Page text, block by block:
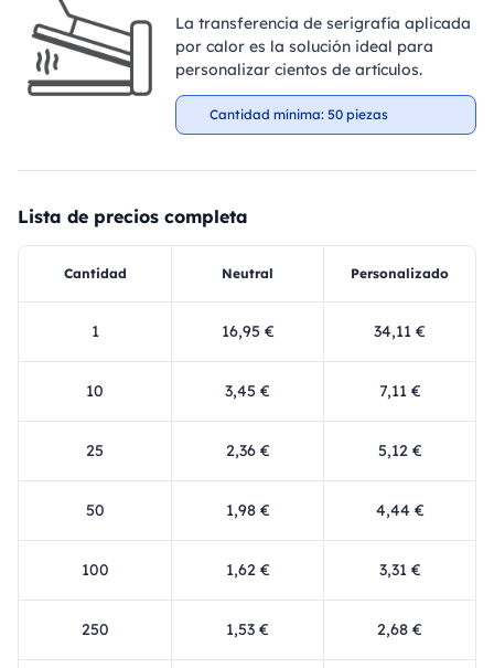
La transferencia de serigrafía aplicada
por calor es la solución ideal para
personalizar cientos de artículos.
Cantidad mínima: 50 piezas
Lista de precios completa
Cantidad Neutral Personalizado
1 16,95 € 34,11 €
10 3,45 € 7,11 €
25 2,36 € 5,12 €
50 1,98 € 4,44 €
100 1,62 € 3,31 €
250 1,53 € 2,68 €